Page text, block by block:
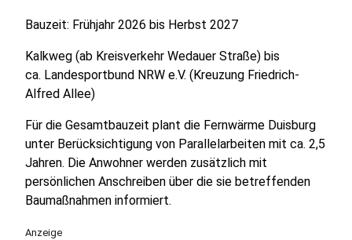
Bauzeit: Frühjahr 2026 bis Herbst 2027
Kalkweg (ab Kreisverkehr Wedauer Straße) bis
ca. Landesportbund NRW e.V. (Kreuzung Friedrich-
Alfred Allee)
Für die Gesamtbauzeit plant die Fernwärme Duisburg
unter Berücksichtigung von Parallelarbeiten mit ca. 2,5
Jahren. Die Anwohner werden zusätzlich mit
persönlichen Anschreiben über die sie betreffenden
Baumaßnahmen informiert.
Anzeige